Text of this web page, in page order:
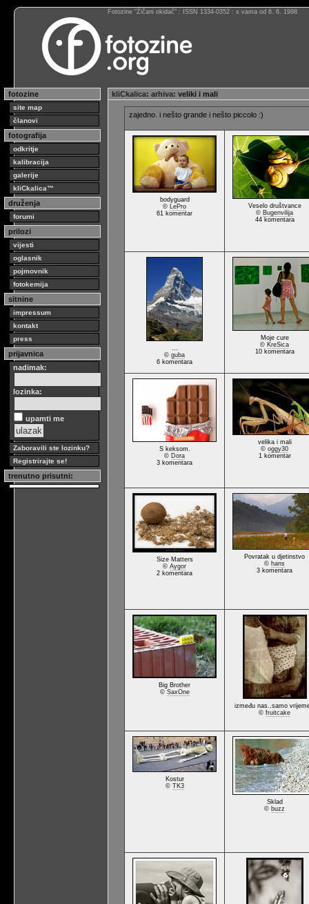
Fotozine “Žičani okidač” : ISSN 1334-0352 : s vama od 6. 6. 1998
fotozine
site map
članovi
fotografija
odkritje
kalibracija
galerije
kliCkalica™
druženja
forumi
prilozi
vijesti
oglasnik
pojmovnik
fotokemija
sitnine
impressum
kontakt
press
prijavnica
nadimak:
lozinka:
upamti me
Zaboravili ste lozinku?
Registrirajte se!
trenutno prisutni:
kliCkalica: arhiva: veliki i mali
zajedno. i nešto grande i nešto piccolo :)
bodyguard
© LePro
61 komentar
Veselo društvance
© Bugenvilija
44 komentara
...
© guba
6 komentara
Moje cure
© KreSica
10 komentara
S keksom.
© Dora
3 komentara
velika i mali
© oggy30
1 komentar
Size Matters
© Aygor
2 komentara
Povratak u djetinstvo
© hans
3 komentara
Big Brother
© SaxOne
između nas..samo
© fruitcake
Kostur
© TK3
Sklad
© buzz